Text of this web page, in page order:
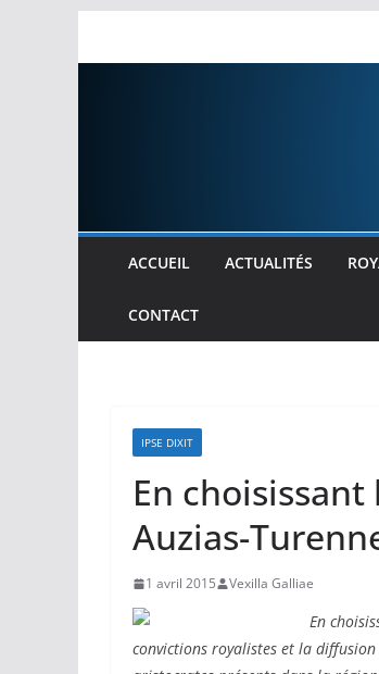
ACCUEIL ACTUALITÉS
CONTACT
IPSE DIXIT
En
Auzias-
1 avril 2015 Vexilla Galliae
En
convictions royalistes et la